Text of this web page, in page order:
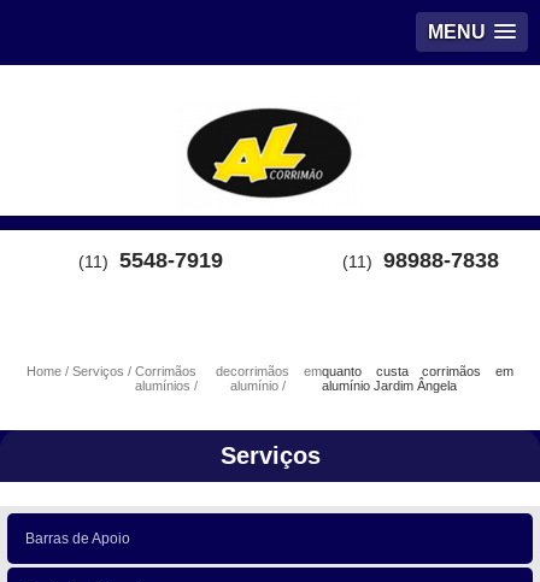
MENU
(11) 5548-7919 (11) 98988-7838
Home Serviços
Corrimãos de
alumínios
corrimãos em
alumínio
quanto custa corrimãos em
alumínio Jardim Ângela
Serviços
Barras de Apoio